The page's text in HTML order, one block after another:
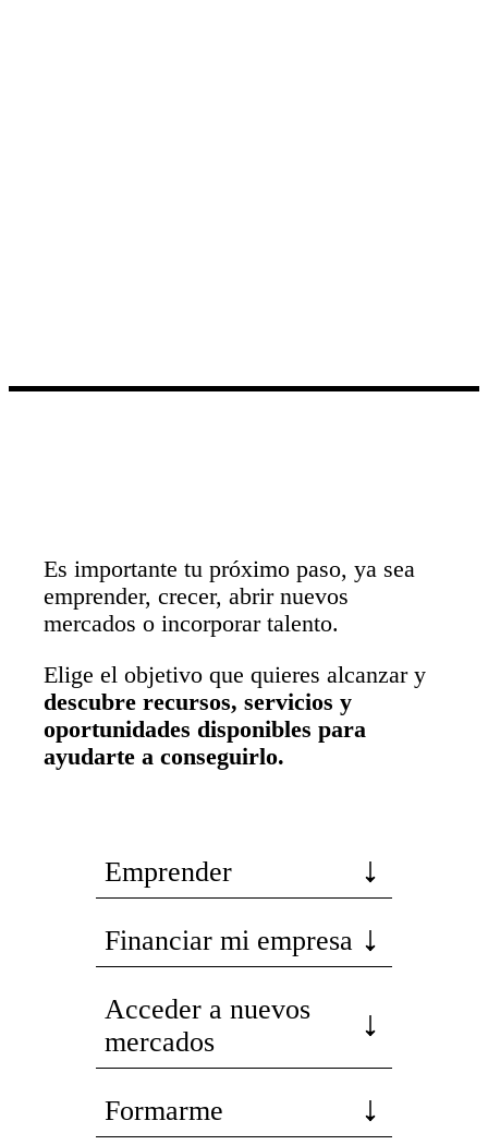
Es importante tu próximo paso, ya sea
emprender, crecer, abrir nuevos
mercados o incorporar talento.
Elige el objetivo que quieres alcanzar y
descubre recursos, servicios y
oportunidades disponibles para
ayudarte a conseguirlo.
Emprender
Financiar mi empresa
Acceder a nuevos
mercados
Formarme